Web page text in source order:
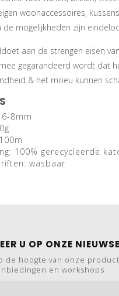
woonaccessoires,
de mogelijkheden zijn
aan de strengen eisen van
gegarandeerd wordt dat
& het milieu kunnen
8mm
100% gerecycleerde
wasbaar
U OP ONZE
de hoogte van onze
en workshops